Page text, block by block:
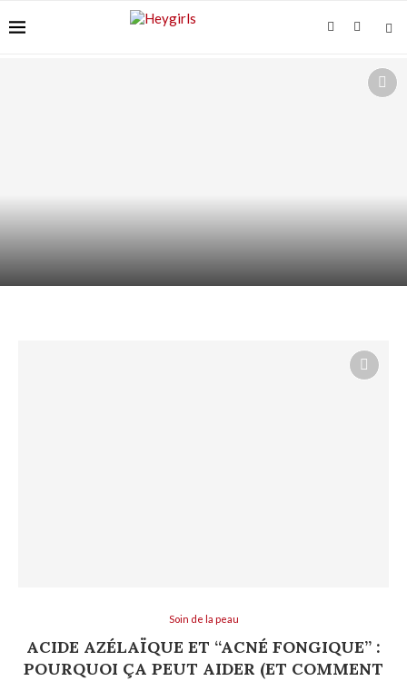
Soin de la peau
ACIDE AZÉLAÏQUE ET “ACNÉ FONGIQUE” :
POURQUOI ÇA PEUT AIDER (ET COMMENT